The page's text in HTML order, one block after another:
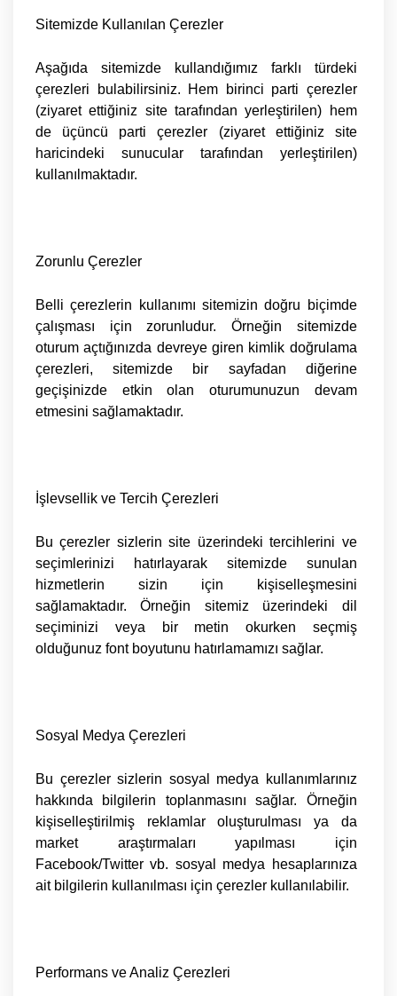
Sitemizde Kullanılan Çerezler
Aşağıda sitemizde kullandığımız farklı türdeki
çerezleri bulabilirsiniz. Hem birinci parti çerezler
(ziyaret ettiğiniz site tarafından yerleştirilen) hem
de üçüncü parti çerezler (ziyaret ettiğiniz site
haricindeki sunucular tarafından yerleştirilen)
kullanılmaktadır.
Zorunlu Çerezler
Belli çerezlerin kullanımı sitemizin doğru biçimde
çalışması için zorunludur. Örneğin sitemizde
oturum açtığınızda devreye giren kimlik doğrulama
çerezleri, sitemizde bir sayfadan diğerine
geçişinizde etkin olan oturumunuzun devam
etmesini sağlamaktadır.
İşlevsellik ve Tercih Çerezleri
Bu çerezler sizlerin site üzerindeki tercihlerini ve
seçimlerinizi hatırlayarak sitemizde sunulan
hizmetlerin sizin için kişiselleşmesini
sağlamaktadır. Örneğin sitemiz üzerindeki dil
seçiminizi veya bir metin okurken seçmiş
olduğunuz font boyutunu hatırlamamızı sağlar.
Sosyal Medya Çerezleri
Bu çerezler sizlerin sosyal medya kullanımlarınız
hakkında bilgilerin toplanmasını sağlar. Örneğin
kişiselleştirilmiş reklamlar oluşturulması ya da
market araştırmaları yapılması için
Facebook/Twitter vb. sosyal medya hesaplarınıza
ait bilgilerin kullanılması için çerezler kullanılabilir.
Performans ve Analiz Çerezleri